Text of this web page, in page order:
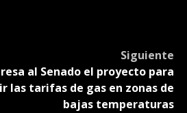
Siguiente
al Senado el proyecto para
las tarifas de gas en zonas de
bajas temperaturas